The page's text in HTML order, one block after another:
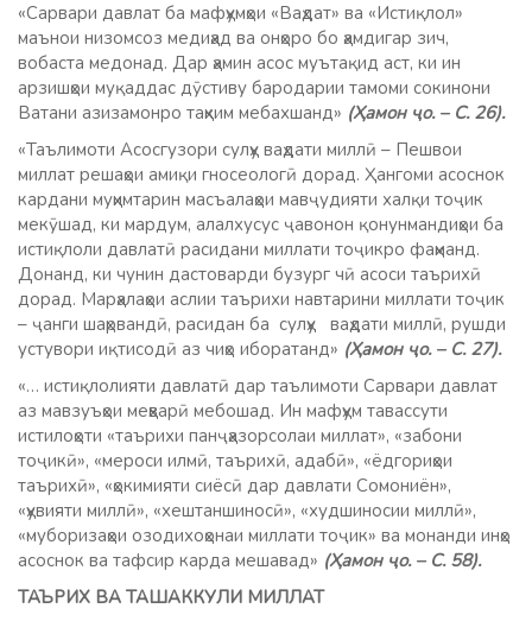
«Сарвари давлат ба мафҳумҳои «Ваҳдат» ва «Истиқлол»
маънои низомсоз медиҳад ва онҳоро бо ҳамдигар зич,
вобаста медонад. Дар ҳамин асос муътақид аст, ки ин
арзишҳои муқаддас дӯстиву бародарии тамоми сокинони
Ватани азизамонро таҳким мебахшанд» (Ҳамон ҷо. – С. 26).
«Таълимоти Асосгузори сулҳу ваҳдати миллӣ – Пешвои
миллат решаҳои амиқи гносеологӣ дорад. Ҳангоми асоснок
кардани муҳимтарин масъалаҳои мавҷудияти халқи тоҷик
мекӯшад, ки мардум, алалхусус ҷавонон қонунмандиҳои ба
истиқлоли давлатӣ расидани миллати тоҷикро фаҳманд.
Донанд, ки чунин дастоварди бузург чӣ асоси таърихӣ
дорад. Марҳалаҳои аслии таърихи навтарини миллати тоҷик
– ҷанги шаҳрвандӣ, расидан ба сулҳу ваҳдати миллӣ, рушди
устувори иқтисодӣ аз чиҳо иборатанд» (Ҳамон ҷо. – С. 27).
«… истиқлолияти давлатӣ дар таълимоти Сарвари давлат
аз мавзуъҳои меҳварӣ мебошад. Ин мафҳум тавассути
истилоҳоти «таърихи панҷҳазорсолаи миллат», «забони
тоҷикӣ», «мероси илмӣ, таърихӣ, адабӣ», «ёдгориҳои
таърихӣ», «ҳокимияти сиёсӣ дар давлати Сомониён»,
«ҳувияти миллӣ», «хештаншиносӣ», «худшиносии миллӣ»,
«муборизаҳои озодихоҳонаи миллати тоҷик» ва монанди инҳо
асоснок ва тафсир карда мешавад» (Ҳамон ҷо. – С. 58).
ТАЪРИХ ВА ТАШАККУЛИ МИЛЛАТ